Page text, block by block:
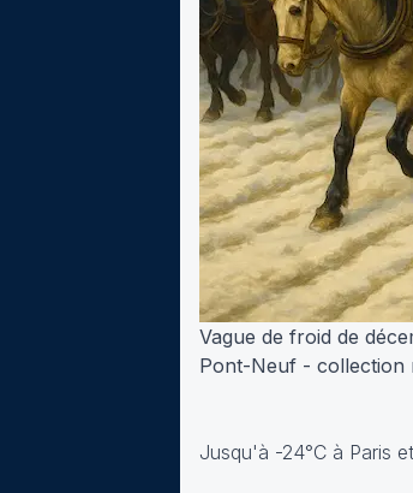
Vague de froid de
Pont-Neuf - collection
Jusqu'à -24°C à Paris